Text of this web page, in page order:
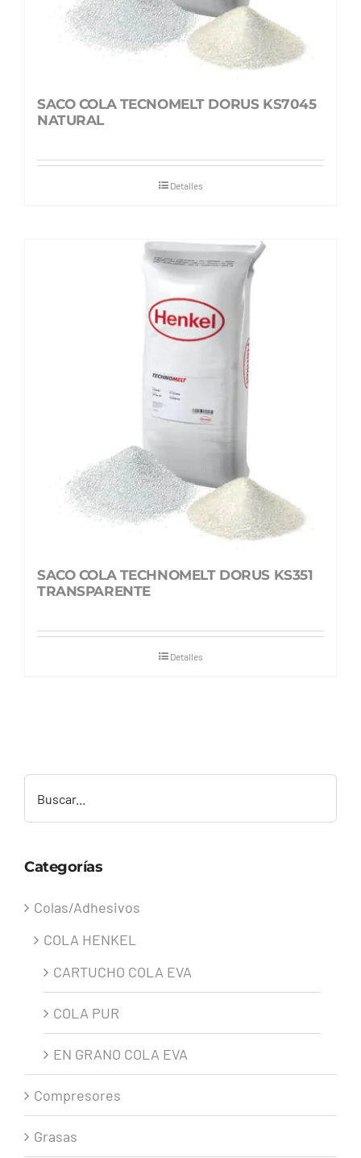
SACO COLA TECNOMELT DORUS KS7045
NATURAL
Detalles
SACO COLA TECHNOMELT DORUS KS351
TRANSPARENTE
Detalles
Categorías
Colas/Adhesivos
COLA HENKEL
CARTUCHO COLA EVA
COLA PUR
EN GRANO COLA EVA
Compresores
Grasas